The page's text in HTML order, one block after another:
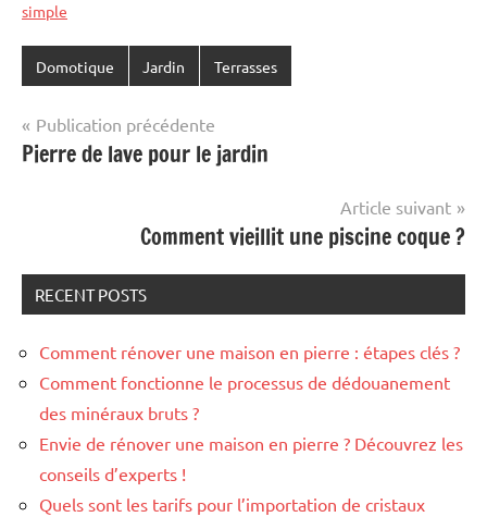
simple
Domotique Jardin Terrasses
Navigation
de
Publication précédente
Pierre de lave pour le jardin
Article suivant
Comment vieillit une piscine coque ?
RECENT POSTS
Comment rénover une maison en pierre : étapes clés ?
Comment fonctionne le processus de dédouanement
des minéraux bruts ?
Envie de rénover une maison en pierre ? Découvrez les
conseils d’experts !
Quels sont les tarifs pour l’importation de cristaux